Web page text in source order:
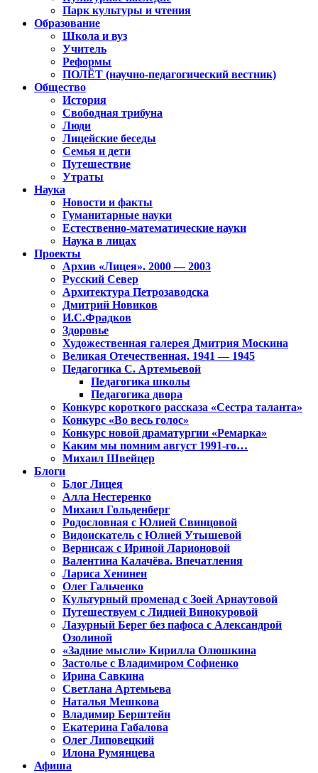
Парк культуры и чтения
Образование
Школа и вуз
Учитель
Реформы
ПОЛЁТ (научно-педагогический вестник)
Общество
История
Свободная трибуна
Люди
Лицейские беседы
Семья и дети
Путешествие
Утраты
Наука
Новости и факты
Гуманитарные науки
Естественно-математические науки
Наука в лицах
Проекты
Архив «Лицея». 2000 — 2003
Русский Север
Архитектура Петрозаводска
Дмитрий Новиков
И.С.Фрадков
Здоровье
Художественная галерея Дмитрия Москина
Великая Отечественная. 1941 — 1945
Педагогика С. Артемьевой
Педагогика школы
Педагогика двора
Конкурс короткого рассказа «Сестра таланта»
Конкурс «Во весь голос»
Конкурс новой драматургии «Ремарка»
Каким мы помним август 1991-го…
Михаил Швейцер
Блоги
Блог Лицея
Алла Нестеренко
Михаил Гольденберг
Родословная с Юлией Свинцовой
Видоискатель с Юлией Утышевой
Вернисаж с Ириной Ларионовой
Валентина Калачёва. Впечатления
Лариса Хенинен
Олег Гальченко
Культурный променад с Зоей Арнаутовой
Путешествуем с Лидией Винокуровой
Лазурный Берег без пафоса с Александрой
Озолиной
«Задние мысли» Кирилла Олюшкина
Застолье с Владимиром Софиенко
Ирина Савкина
Светлана Артемьева
Наталья Мешкова
Владимир Берштейн
Екатерина Габалова
Олег Липовецкий
Илона Румянцева
Афиша